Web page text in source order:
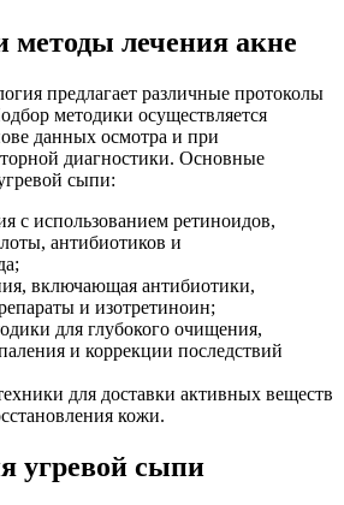
методы лечения акне
предлагает различные протоколы
методики осуществляется
данных осмотра и при
диагностики. Основные
сыпи:
с использованием ретиноидов,
антибиотиков и
включающая антибиотики,
и изотретиноин;
для глубокого очищения,
и коррекции последствий
для доставки активных веществ
кожи.
угревой сыпи